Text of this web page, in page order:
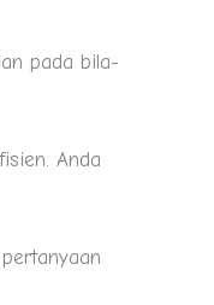
pada bila-
Anda